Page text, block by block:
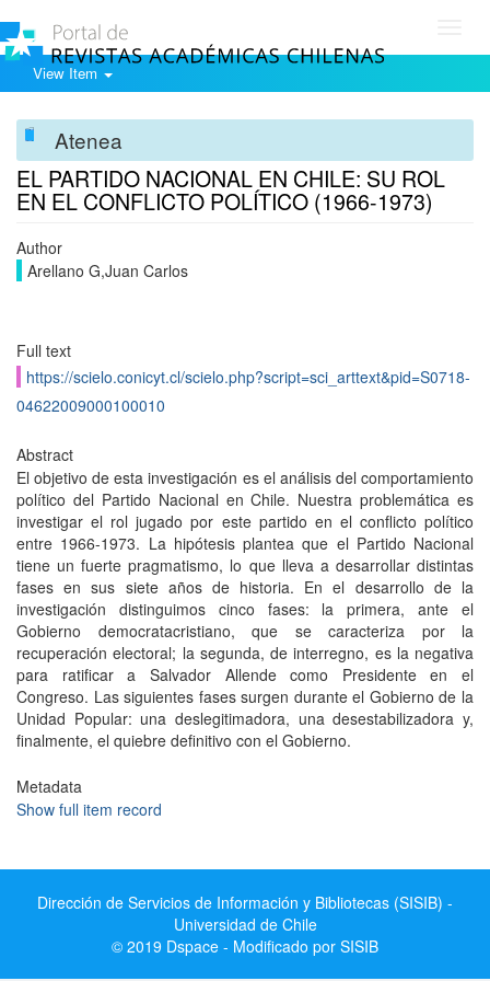
View Item
Atenea
EL PARTIDO NACIONAL EN CHILE: SU ROL
EN EL CONFLICTO POLÍTICO (1966-1973)
Author
Arellano G,Juan Carlos
Full text
https://scielo.conicyt.cl/scielo.php?script=sci_arttext&pid=S0718-
04622009000100010
Abstract
El objetivo de esta investigación es el análisis del comportamiento
político del Partido Nacional en Chile. Nuestra problemática es
investigar el rol jugado por este partido en el conflicto político
entre 1966-1973. La hipótesis plantea que el Partido Nacional
tiene un fuerte pragmatismo, lo que lleva a desarrollar distintas
fases en sus siete años de historia. En el desarrollo de la
investigación distinguimos cinco fases: la primera, ante el
Gobierno democratacristiano, que se caracteriza por la
recuperación electoral; la segunda, de interregno, es la negativa
para ratificar a Salvador Allende como Presidente en el
Congreso. Las siguientes fases surgen durante el Gobierno de la
Unidad Popular: una deslegitimadora, una desestabilizadora y,
finalmente, el quiebre definitivo con el Gobierno.
Metadata
Show full item record
Dirección de Servicios de Información y Bibliotecas (SISIB) -
Universidad de Chile
© 2019 Dspace - Modificado por SISIB